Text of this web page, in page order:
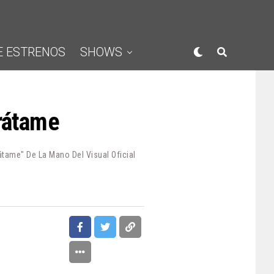
ESTRENOS SHOWS
De La Mano Del Visual Oficial